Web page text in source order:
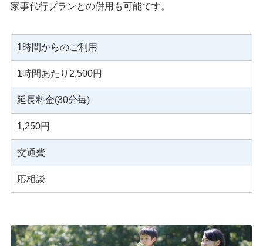
家事代行プランとの併用も可能です。
1時間からのご利用
1時間あたり2,500円
延長料金(30分毎)
1,250円
交通費
応相談